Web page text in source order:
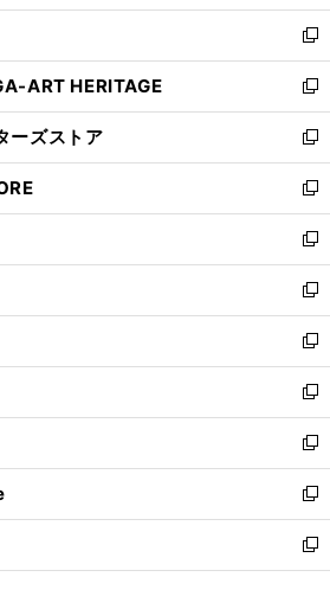
ウ
で
開
く
ン
ド
ウ
で
開
く
新
し
い
ウ
ィ
ン
ド
ウ
で
開
く
ART HERITAGE
新
し
い
ウ
ィ
ン
ド
ウ
で
開
く
ーズストア
新
し
い
ウ
ィ
ン
ド
ウ
で
開
く
新
し
い
ウ
ィ
ン
ド
ウ
で
開
く
新
し
い
ウ
ィ
ン
ド
ウ
で
開
く
新
し
い
ウ
ィ
ン
ド
ウ
で
開
く
新
し
い
ウ
ィ
ン
ド
ウ
で
開
新
し
い
ウ
ィ
ン
ド
ウ
新
し
い
ウ
ィ
ン
新
し
い
ウ
新
し